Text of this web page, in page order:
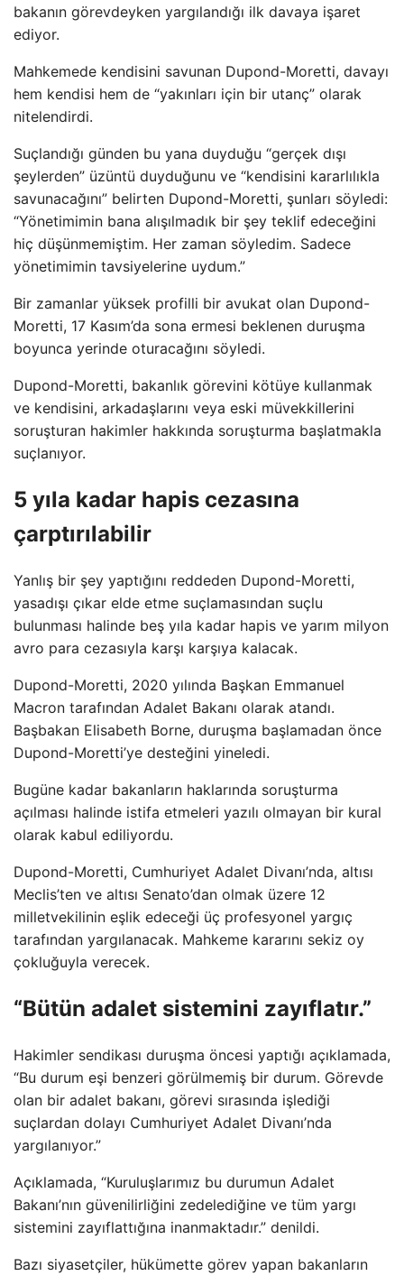
bakanın görevdeyken yargılandığı ilk davaya işaret
ediyor.
Mahkemede kendisini savunan Dupond-Moretti, davayı
hem kendisi hem de “yakınları için bir utanç” olarak
nitelendirdi.
Suçlandığı günden bu yana duyduğu “gerçek dışı
şeylerden” üzüntü duyduğunu ve “kendisini kararlılıkla
savunacağını” belirten Dupond-Moretti, şunları söyledi:
“Yönetimimin bana alışılmadık bir şey teklif edeceğini
hiç düşünmemiştim. Her zaman söyledim. Sadece
yönetimimin tavsiyelerine uydum.”
Bir zamanlar yüksek profilli bir avukat olan Dupond-
Moretti, 17 Kasım’da sona ermesi beklenen duruşma
boyunca yerinde oturacağını söyledi.
Dupond-Moretti, bakanlık görevini kötüye kullanmak
ve kendisini, arkadaşlarını veya eski müvekkillerini
soruşturan hakimler hakkında soruşturma başlatmakla
suçlanıyor.
5 yıla kadar hapis cezasına
çarptırılabilir
Yanlış bir şey yaptığını reddeden Dupond-Moretti,
yasadışı çıkar elde etme suçlamasından suçlu
bulunması halinde beş yıla kadar hapis ve yarım milyon
avro para cezasıyla karşı karşıya kalacak.
Dupond-Moretti, 2020 yılında Başkan Emmanuel
Macron tarafından Adalet Bakanı olarak atandı.
Başbakan Elisabeth Borne, duruşma başlamadan önce
Dupond-Moretti’ye desteğini yineledi.
Bugüne kadar bakanların haklarında soruşturma
açılması halinde istifa etmeleri yazılı olmayan bir kural
olarak kabul ediliyordu.
Dupond-Moretti, Cumhuriyet Adalet Divanı’nda, altısı
Meclis’ten ve altısı Senato’dan olmak üzere 12
milletvekilinin eşlik edeceği üç profesyonel yargıç
tarafından yargılanacak. Mahkeme kararını sekiz oy
çokluğuyla verecek.
“Bütün adalet sistemini zayıflatır.”
Hakimler sendikası duruşma öncesi yaptığı açıklamada,
“Bu durum eşi benzeri görülmemiş bir durum. Görevde
olan bir adalet bakanı, görevi sırasında işlediği
suçlardan dolayı Cumhuriyet Adalet Divanı’nda
yargılanıyor.”
Açıklamada, “Kuruluşlarımız bu durumun Adalet
Bakanı’nın güvenilirliğini zedelediğine ve tüm yargı
sistemini zayıflattığına inanmaktadır.” denildi.
Bazı siyasetçiler, hükümette görev yapan bakanların